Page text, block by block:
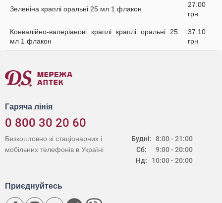
Зеленіна краплі оральні 25 мл 1 флакон
27.00
грн
Конвалійно-валеріанові краплі краплі оральні 25
мл 1 флакон
37.10
грн
Гаряча лінія
0 800 30 20 60
Будні:
Сб:
Нд:
8:00 - 21:00
9:00 - 20:00
10:00 - 20:00
Безкоштовно зі стаціонарних і
мобільних телефонів в Україні
Приєднуйтесь